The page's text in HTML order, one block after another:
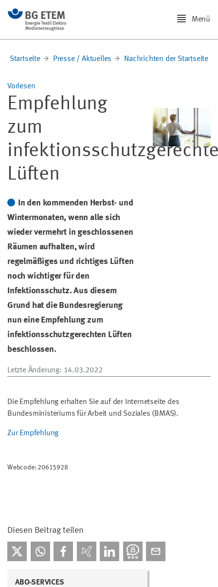
Menü
Startseite Presse / Aktuelles Nachrichten der Startseite
Vorlesen
Empfehlung
zum
Lüften
In den kommenden Herbst- und
Wintermonaten, wenn alle sich
wieder vermehrt in geschlossenen
Räumen aufhalten, wird
regelmäßiges und richtiges Lüften
noch wichtiger für den
Infektionsschutz. Aus diesem
Grund hat die Bundesregierung
nun eine Empfehlung zum
infektionsschutzgerechten Lüften
beschlossen.
Letzte Änderung: 14.03.2022
Die Empfehlung erhalten Sie auf der Internetseite des
Bundesministeriums für Arbeit und Soziales (BMAS).
Zur Empfehlung
Webcode: 20615928
Diesen Beitrag teilen
ABO-SERVICES